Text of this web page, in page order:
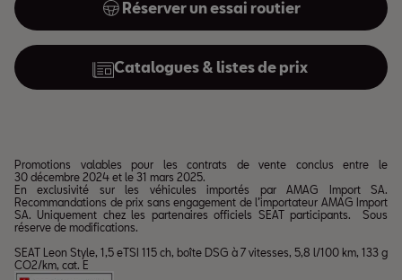
Réserver un essai routier
Catalogues & listes de prix
Promotions valables pour les contrats de vente conclus entre le
30 décembre 2024 et le 31 mars 2025.
En exclusivité sur les véhicules importés par AMAG Import SA.
Recommandations de prix sans engagement de l’importateur AMAG Import
SA. Uniquement chez les partenaires officiels SEAT participants. Sous
réserve de modifications.
SEAT Leon Style, 1,5 eTSI 115 ch, boîte DSG à 7 vitesses, 5,8 l/100 km, 133 g
CO2/km, cat. E